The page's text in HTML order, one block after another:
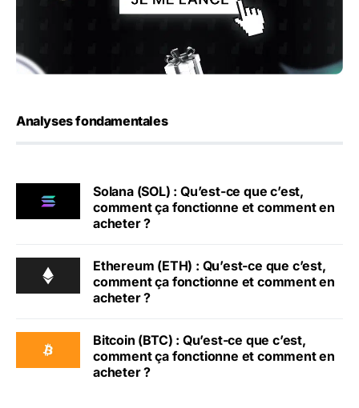
Analyses fondamentales
Solana (SOL) : Qu’est-ce que c’est,
comment ça fonctionne et comment en
acheter ?
Ethereum (ETH) : Qu’est-ce que c’est,
comment ça fonctionne et comment en
acheter ?
Bitcoin (BTC) : Qu’est-ce que c’est,
comment ça fonctionne et comment en
acheter ?